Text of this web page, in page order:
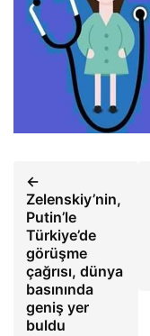
←
Zelenskiy’nin,
Putin’le
Türkiye’de
görüşme
çağrısı, dünya
basınında
geniş yer
buldu